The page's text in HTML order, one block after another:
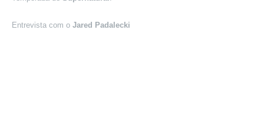
Entrevista com o Jared Padalecki